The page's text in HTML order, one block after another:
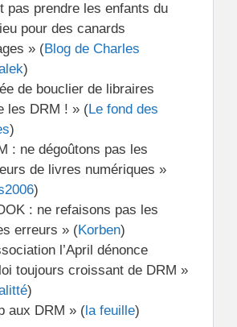
pas prendre les enfants du
pour des canards
» (Blog de Charles
)
de bouclier de libraires
les DRM ! » (Le fond des
)
: ne dégoûtons pas les
de livres numériques »
)
: ne refaisons pas les
erreurs » (Korben)
l’April dénonce
toujours croissant de DRM »
)
aux DRM » ( la feuille)